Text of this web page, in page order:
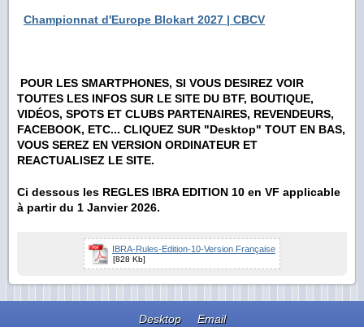
Championnat d'Europe Blokart 2027 | CBCV
POUR LES SMARTPHONES, SI VOUS DESIREZ VOIR
TOUTES LES INFOS SUR LE SITE DU BTF, BOUTIQUE,
VIDÉOS, SPOTS ET CLUBS PARTENAIRES, REVENDEURS,
FACEBOOK, ETC... CLIQUEZ SUR "Desktop" TOUT EN BAS,
VOUS SEREZ EN VERSION ORDINATEUR ET
REACTUALISEZ LE SITE.
Ci dessous les REGLES IBRA EDITION 10 en VF applicable
à partir du 1 Janvier 2026.
IBRA-Rules-Edition-10-Version Française
[828 Kb]
Desktop Email